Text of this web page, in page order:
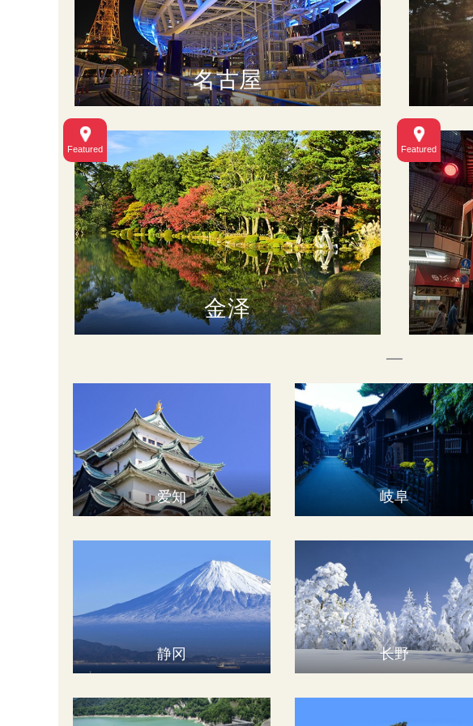
名古屋
金泽
爱知 岐阜
静冈 长野